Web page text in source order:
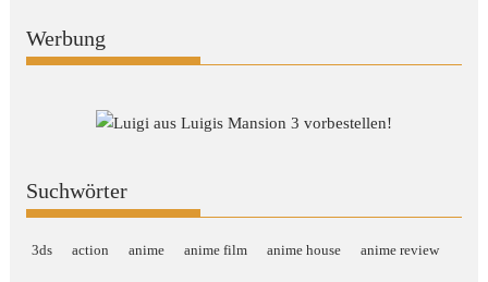
Werbung
Suchwörter
3ds action anime anime film anime house anime review